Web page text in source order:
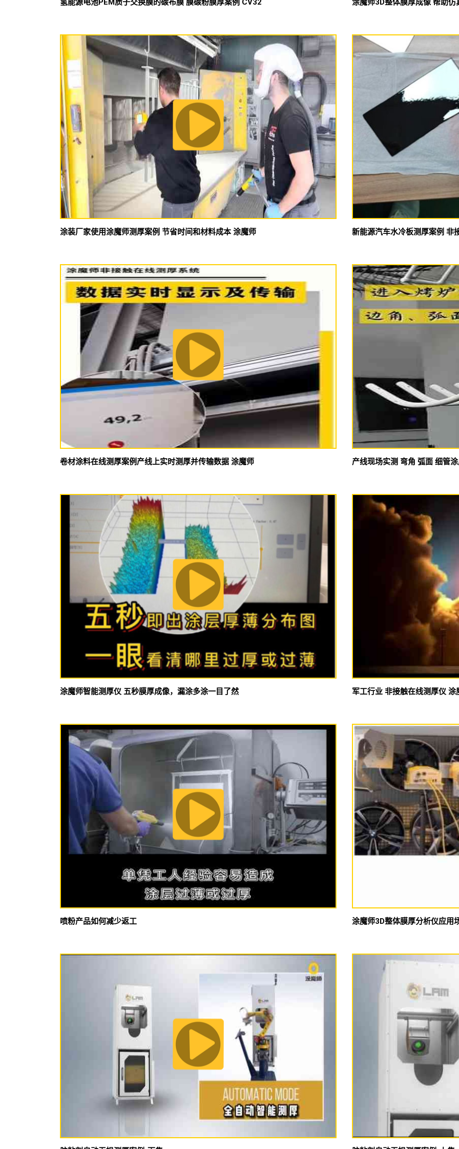
氢能源电池PEM质子交换膜的碳布膜 膜碳粉膜厚案例 CV32 涂魔师3D整体膜厚成像 帮助
涂装厂家使用涂魔师测厚案例 节省时间和材料成本 涂魔师 新能源汽车水冷板测厚案例 非
卷材涂料在线测厚案例产线上实时测厚并传输数据 涂魔师 产线现场实测 弯角 弧面 细管
涂魔师智能测厚仪 五秒膜厚成像，漏涂多涂一目了然 军工行业 非接触在线测厚仪 涂
喷粉产品如何减少返工 涂魔师3D整体膜厚分析仪应用